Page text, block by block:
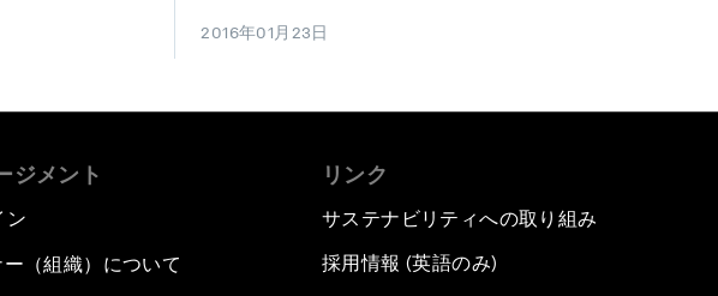
2016年01月23日
ジメント
ン
（組織）について
リンク
サステナビリティへの取り組み
採用情報 (英語のみ)